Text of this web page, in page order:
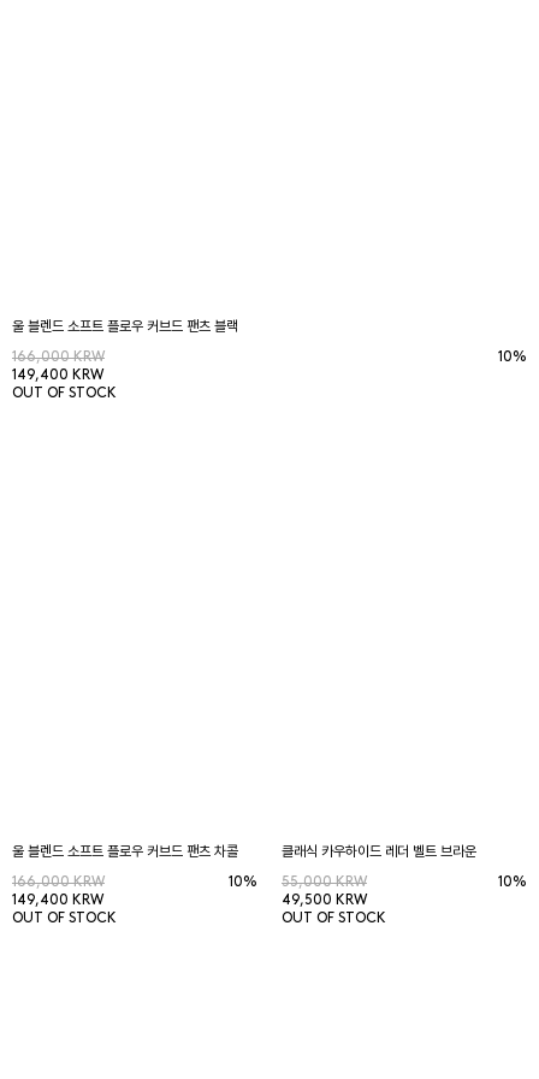
울 블렌드 소프트 플로우 커브드 팬츠 블랙
166,000 KRW
149,400 KRW
10%
OUT OF STOCK
울 블렌드 소프트 플로우 커브드 팬츠 차콜
166,000 KRW
149,400 KRW
10%
OUT OF STOCK
클래식 카우하이드 레더 벨트 브라운
55,000 KRW
49,500 KRW
10%
OUT OF STOCK